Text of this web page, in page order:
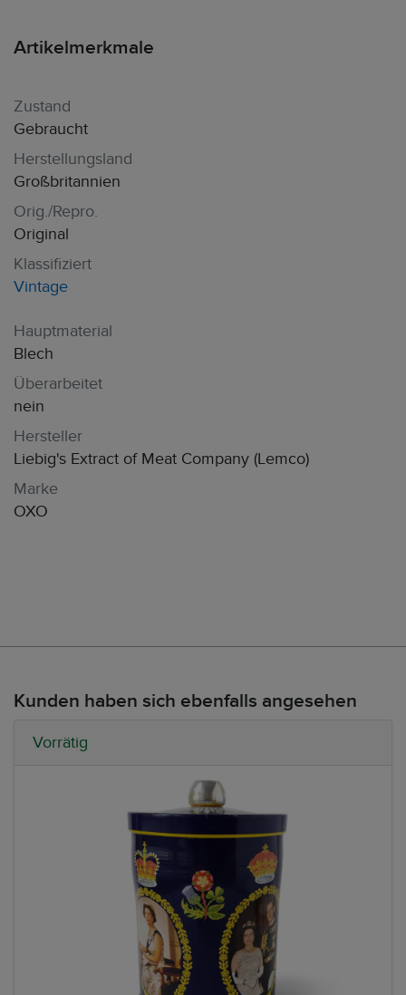
Artikelmerkmale
Zustand
Gebraucht
Herstellungsland
Großbritannien
Orig./Repro.
Original
Klassifiziert
Vintage
Hauptmaterial
Blech
Überarbeitet
nein
Hersteller
Liebig's Extract of Meat Company (Lemco)
Marke
OXO
Kunden haben sich ebenfalls angesehen
Vorrätig